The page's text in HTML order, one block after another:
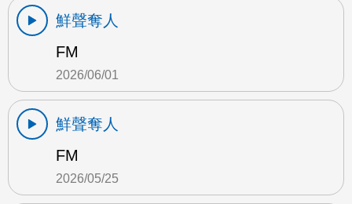
鮮聲奪人
FM
2026/06/01
鮮聲奪人
FM
2026/05/25